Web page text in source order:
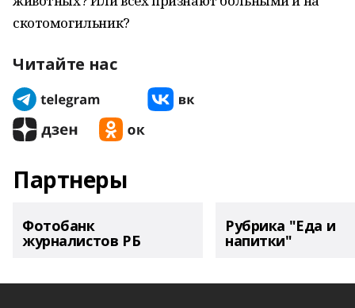
скотомогильник?
Читайте нас
Партнеры
Фотобанк
журналистов РБ
Рубрика "Еда и
напитки"